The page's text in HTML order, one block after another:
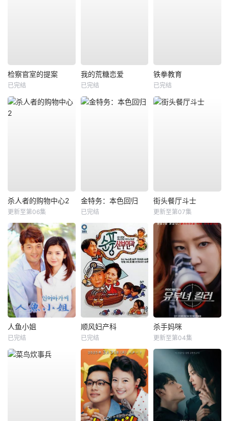
检察官室的提案
已完结
我的荒糖恋爱
已完结
铁拳教育
已完结
杀人者的购物中心2
更新至第06集
金特务：本色回归
已完结
街头餐厅斗士
更新至第07集
人鱼小姐
已完结
顺风妇产科
已完结
杀手妈咪
更新至第04集